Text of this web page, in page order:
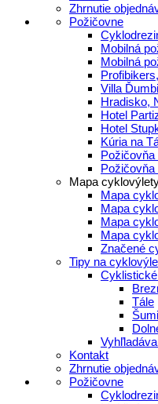
Zhrnutie
Požičovne
Mobilná
Mobilná
Villa
Hradisko,
Hotel
Hotel
Kúria na
Požičovňa
Požičovňa
Mapa
Mapa
Mapa
Mapa
Mapa
Značené
Tipy na
Tále
Kontakt
Zhrnutie
Požičovne